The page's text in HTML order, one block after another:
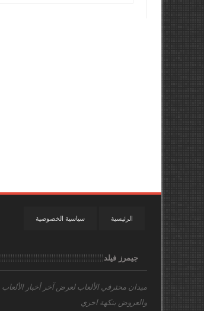
سياسية الخصوصية الرئيسية
جيمرز فيلد
ميدان محترفي الألعابلعرض آخر أخبار الألعاب
والعروض بنكهة اخري